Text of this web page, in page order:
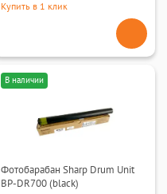
Купить в 1 клик
В наличии
Фотобарабан Sharp Drum Unit
BP-DR700 (black)